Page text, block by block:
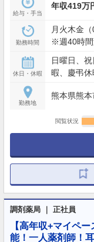
給与・手当
年収419万
勤務時間
月火木金
※週40時間
休日・休暇
日曜日、
暇、慶弔
勤務地
熊本県熊
閲覧状況
調剤薬局 ｜ 正社員
【高年収+マイペ
能！一人薬剤師！